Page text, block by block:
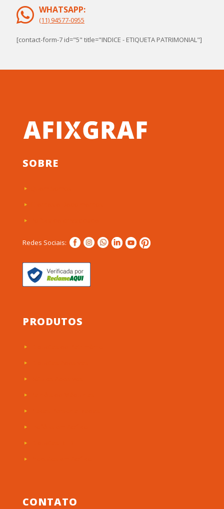
WHATSAPP:
(11) 94577-0955
[contact-form-7 id="5" title="INDICE - ETIQUETA PATRIMONIAL"]
SOBRE
Redes Sociais:
PRODUTOS
CONTATO